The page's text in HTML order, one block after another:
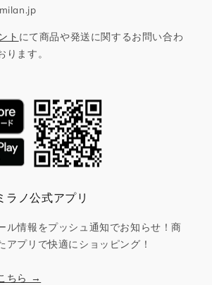
ト にて商品や発送に関するお問い合わ
ります。
ラノ公式アプリ
ル情報をプッシュ通知でお知らせ！商
アプリで快適にショッピング！
ちら →